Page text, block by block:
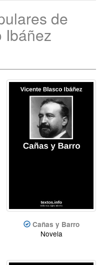
de
Ibáñez
Cañas y Barro
Novela